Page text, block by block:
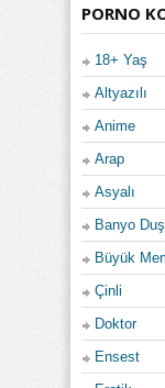
PORNO
18+ Yaş
Altyazılı
Anime
Arap
Asyalı
Banyo Duş
Büyük
Çinli
Doktor
Ensest